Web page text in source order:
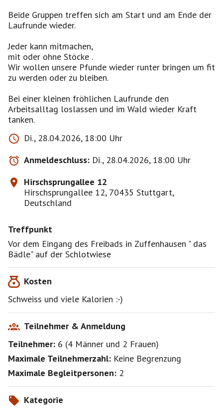
Beide Gruppen treffen sich am Start und am Ende der
Laufrunde wieder.
Jeder kann mitmachen,
mit oder ohne Stöcke .
Wir wollen unsere Pfunde wieder runter bringen um fit
zu werden oder zu bleiben.
Bei einer kleinen fröhlichen Laufrunde den
Arbeitsalltag loslassen und im Wald wieder Kraft
tanken.
Di., 28.04.2026, 18:00 Uhr
Anmeldeschluss: Di., 28.04.2026, 18:00 Uhr
Hirschsprungallee 12
Hirschsprungallee 12, 70435 Stuttgart,
Deutschland
Treffpunkt
Vor dem Eingang des Freibads in Zuffenhausen " das
Bädle" auf der Schlotwiese
Kosten
Schweiss und viele Kalorien :-)
Teilnehmer & Anmeldung
Teilnehmer: 6 (4 Männer und 2 Frauen)
Maximale Teilnehmerzahl: Keine Begrenzung
Maximale Begleitpersonen: 2
Kategorie